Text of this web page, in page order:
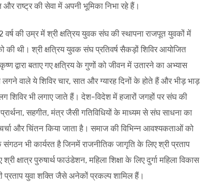
राष्ट्र की सेवा में अपनी भूमिका निभा रहे हैं।
वर्ष की उम्र में श्री क्षत्रिय युवक संघ की स्थापना राजपूत युवकों में
की थी। श्री क्षत्रिय युवक संघ प्रतिवर्ष सैकड़ों शिविर आयोजित
द्वारा बताए गए क्षत्रिय के गुणों को जीवन में उतारने का अभ्यास
वाले ये शिविर चार, सात और ग्यारह दिनों के होते हैं और भीड़ भाड़
शिविर भी लगाए जाते हैं। देश-विदेश में हजारों जगहों पर संघ की
सहगीत, मंत्र जैसी गतिविधियों के माध्यम से संघ साधना का
चर्चा और चिंतन किया जाता है। समाज की विभिन्न आवश्यकताओं को
भी कार्यरत है जिनमें राजनीतिक जागृति के लिए श्री प्रताप
पुरुषार्थ फाउंडेशन, महिला शिक्षा के लिए दुर्गा महिला विकास
प्रताप युवा शक्ति जैसे अनेकों प्रकल्प शामिल हैं।